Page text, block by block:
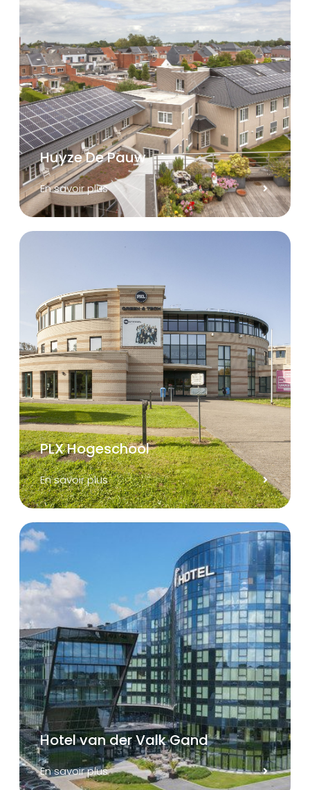
Huyze De Pauw
En savoir plus
PLX Hogeschool
En savoir plus
Hotel van der Valk Gand
En savoir plus